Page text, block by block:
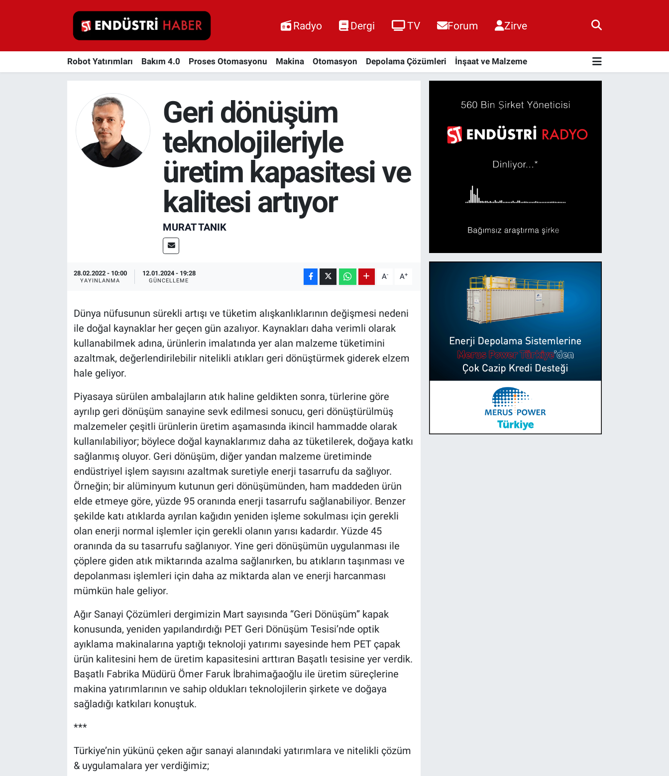
Radyo Dergi TV Forum Zirve
Robot Yatırımları Bakım 4.0 Proses Otomasyonu Makina Otomasyon Depolama Çözümleri İnşaat ve Malzeme
Geri dönüşüm
teknolojileriyle
üretim kapasitesi ve
kalitesi artıyor
MURAT TANIK
28.02.2022 - 10:00
YAYINLANMA
12.01.2024 - 19:28
GÜNCELLEME A- A+
Dünya nüfusunun sürekli artışı ve tüketim alışkanlıklarının değişmesi nedeni
ile doğal kaynaklar her geçen gün azalıyor. Kaynakları daha verimli olarak
kullanabilmek adına, ürünlerin imalatında yer alan malzeme tüketimini
azaltmak, değerlendirilebilir nitelikli atıkları geri dönüştürmek giderek elzem
hale geliyor.
Piyasaya sürülen ambalajların atık haline geldikten sonra, türlerine göre
ayrılıp geri dönüşüm sanayine sevk edilmesi sonucu, geri dönüştürülmüş
malzemeler çeşitli ürünlerin üretim aşamasında ikincil hammadde olarak
kullanılabiliyor; böylece doğal kaynaklarımız daha az tüketilerek, doğaya katkı
sağlanmış oluyor. Geri dönüşüm, diğer yandan malzeme üretiminde
endüstriyel işlem sayısını azaltmak suretiyle enerji tasarrufu da sağlıyor.
Örneğin; bir alüminyum kutunun geri dönüşümünden, ham maddeden ürün
elde etmeye göre, yüzde 95 oranında enerji tasarrufu sağlanabiliyor. Benzer
şekilde katı atıklarda ayrılan kağıdın yeniden işleme sokulması için gerekli
olan enerji normal işlemler için gerekli olanın yarısı kadardır. Yüzde 45
oranında da su tasarrufu sağlanıyor. Yine geri dönüşümün uygulanması ile
çöplere giden atık miktarında azalma sağlanırken, bu atıkların taşınması ve
depolanması işlemleri için daha az miktarda alan ve enerji harcanması
mümkün hale geliyor.
Ağır Sanayi Çözümleri dergimizin Mart sayısında “Geri Dönüşüm” kapak
konusunda, yeniden yapılandırdığı PET Geri Dönüşüm Tesisi’nde optik
ayıklama makinalarına yaptığı teknoloji yatırımı sayesinde hem PET çapak
ürün kalitesini hem de üretim kapasitesini arttıran Başatlı tesisine yer verdik.
Başatlı Fabrika Müdürü Ömer Faruk İbrahimağaoğlu ile üretim süreçlerine
makina yatırımlarının ve sahip oldukları teknolojilerin şirkete ve doğaya
sağladığı katkıları konuştuk.
***
Türkiye’nin yükünü çeken ağır sanayi alanındaki yatırımlara ve nitelikli çözüm
& uygulamalara yer verdiğimiz;
Robot Yatırımları
Depolama Çözümleri
Ağır Sanayi Çözümleri